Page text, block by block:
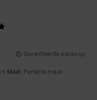
Geverifieerde aankoop
/5 Maat: Perfecte maat